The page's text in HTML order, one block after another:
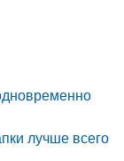
лучше всего